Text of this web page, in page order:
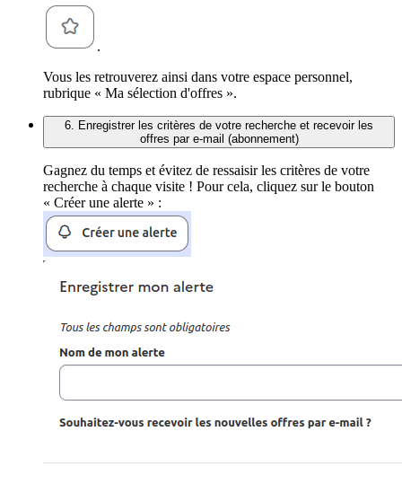
.
Vous les retrouverez ainsi dans votre espace personnel,
rubrique « Ma sélection d'offres ».
6. Enregistrer les critères de votre recherche et recevoir les
offres par e-mail (abonnement)
Gagnez du temps et évitez de ressaisir les critères de votre
recherche à chaque visite ! Pour cela, cliquez sur le bouton
« Créer une alerte » :